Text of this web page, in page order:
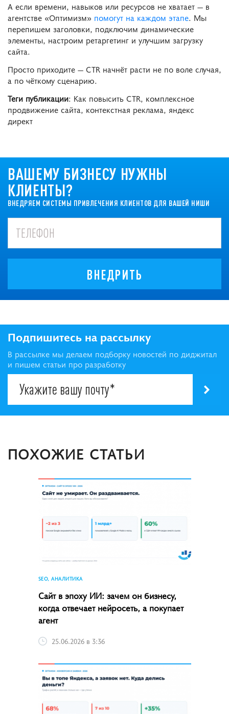
А если времени, навыков или ресурсов не хватает — в
агентстве «Оптимизм» помогут на каждом этапе. Мы
перепишем заголовки, подключим динамические
элементы, настроим ретаргетинг и улучшим загрузку
сайта.
Просто приходите — CTR начнёт расти не по воле случая,
а по чёткому сценарию.
Теги публикации: Как повысить CTR, комплексное
продвижение сайта, контекстная реклама, яндекс
директ
ВАШЕМУ БИЗНЕСУ НУЖНЫ
КЛИЕНТЫ?
ВНЕДРЯЕМ СИСТЕМЫ ПРИВЛЕЧЕНИЯ КЛИЕНТОВ ДЛЯ ВАШЕЙ НИШИ
ВНЕДРИТЬ
Подпишитесь на рассылку
В рассылке мы делаем подборку новостей по диджитал
и пишем статьи про разработку
ПОХОЖИЕ СТАТЬИ
SEO, АНАЛИТИКА
Сайт в эпоху ИИ: зачем он бизнесу,
когда отвечает нейросеть, а покупает
агент
25.06.2026 в 3:36